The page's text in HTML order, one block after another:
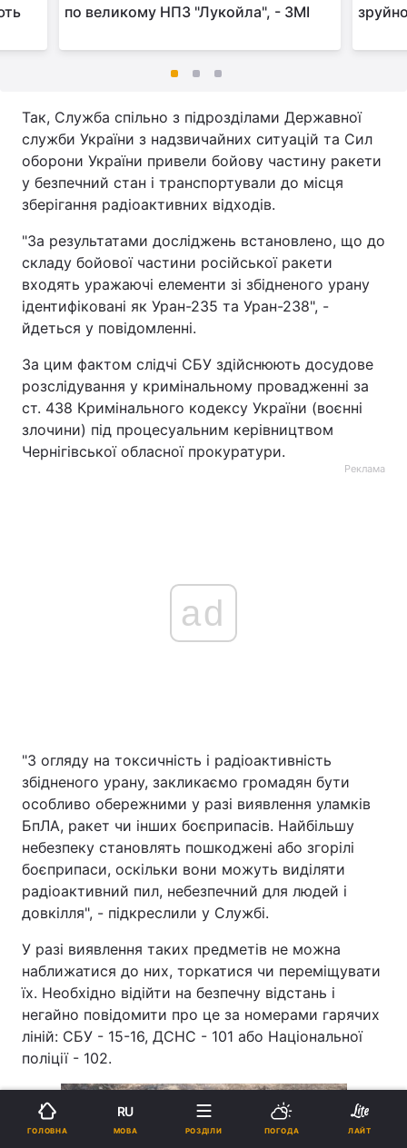
по великому НПЗ "Лукойла", - ЗМІ
Так, Служба спільно з підрозділами Державної
служби України з надзвичайних ситуацій та Сил
оборони України привели бойову частину ракети
у безпечний стан і транспортували до місця
зберігання радіоактивних відходів.
"За результатами досліджень встановлено, що до
складу бойової частини російської ракети
входять уражаючі елементи зі збідненого урану
ідентифіковані як Уран-235 та Уран-238", -
йдеться у повідомленні.
За цим фактом слідчі СБУ здійснюють досудове
розслідування у кримінальному провадженні за
ст. 438 Кримінального кодексу України (воєнні
злочини) під процесуальним керівництвом
Чернігівської обласної прокуратури.
Реклама
ad
"З огляду на токсичність і радіоактивність
збідненого урану, закликаємо громадян бути
особливо обережними у разі виявлення уламків
БпЛА, ракет чи інших боєприпасів. Найбільшу
небезпеку становлять пошкоджені або згорілі
боєприпаси, оскільки вони можуть виділяти
радіоактивний пил, небезпечний для людей і
довкілля", - підкреслили у Службі.
У разі виявлення таких предметів не можна
наближатися до них, торкатися чи переміщувати
їх. Необхідно відійти на безпечну відстань і
негайно повідомити про це за номерами гарячих
ліній: СБУ - 15-16, ДСНС - 101 або Національної
поліції - 102.
ГОЛОВНА
RU
МОВА РОЗДІЛИ ПОГОДА ЛАЙТ